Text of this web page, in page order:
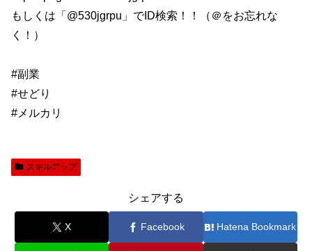
もしくは「@530jgrpu」でID検索！！（＠をお忘れな
く！）
#副業
#せどり
#メルカリ
スキルアップ
シェアする
X Facebook Hatena Bookmark